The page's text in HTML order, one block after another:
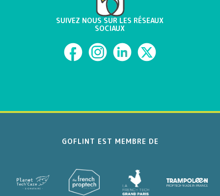
SUIVEZ NOUS SUR LES RÉSEAUX
SOCIAUX
GOFLINT EST MEMBRE DE